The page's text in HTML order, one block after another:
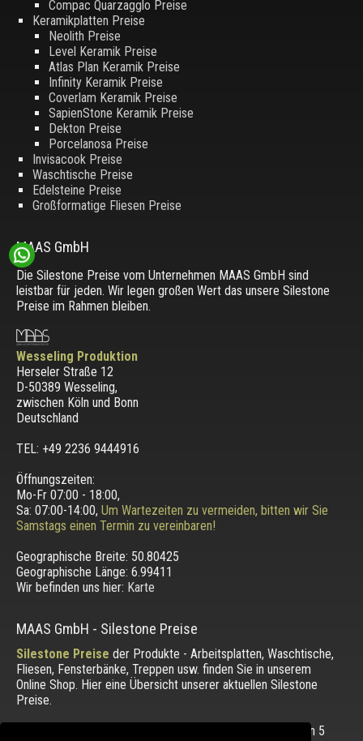
Compac Quarzagglo Preise
Keramikplatten Preise
Neolith Preise
Level Keramik Preise
Atlas Plan Keramik Preise
Infinity Keramik Preise
Coverlam Keramik Preise
SapienStone Keramik Preise
Dekton Preise
Porcelanosa Preise
Invisacook Preise
Waschtische Preise
Edelsteine Preise
Großformatige Fliesen Preise
MAAS GmbH
Die Silestone Preise vom Unternehmen MAAS GmbH sind
leistbar für jeden. Wir legen großen Wert das unsere Silestone
Preise im Rahmen bleiben.
Wesseling Produktion
Herseler Straße 12
D-50389 Wesseling,
zwischen Köln und Bonn
Deutschland
TEL: +49 2236 9444916
Öffnungszeiten:
Mo-Fr 07:00 - 18:00,
Sa: 07:00-14:00, Um Wartezeiten zu vermeiden, bitten wir Sie
Samstags einen Termin zu vereinbaren!
Geographische Breite: 50.80425
Geographische Länge: 6.99411
Wir befinden uns hier: Karte
MAAS GmbH - Silestone Preise
Silestone Preise der Produkte - Arbeitsplatten, Waschtische,
Fliesen, Fensterbänke, Treppen usw. finden Sie in unserem
Online Shop. Hier eine Übersicht unserer aktuellen Silestone
Preise.
Die Bewertung unserer Kunden mit einem Durchschnitt von 5